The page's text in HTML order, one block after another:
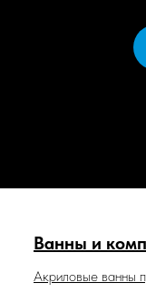
Ванны и
Акриловые ванны